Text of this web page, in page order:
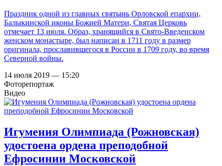
Праздник одной из главных святынь Орловской епархии,
Балыкинской иконы Божией Матери, Святая Церковь
отмечает 13 июля. Образ, хранящийся в Свято-Введенском
женском монастыре, был написан в 1711 году в размер
оригинала, прославившегося в России в 1709 году, во время
Северной войны.
14 июля 2019 — 15:20
Фоторепортаж
Видео
Игумения Олимпиада (Рожновская)
удостоена ордена преподобной
Ефросинии Московской